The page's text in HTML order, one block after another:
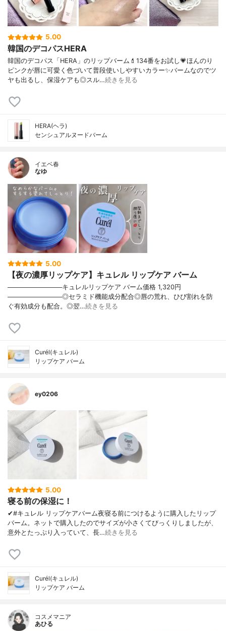
5.00
韓国のデコパスHERA
韓国のデコパス「HERA」のリップバーム💄134番をお試し💗ほんのり
ピンクが唇に可愛く色づいて普段使いしやすいカラー✨バームなのでツ
ヤも出るし、保湿ケアも◎スル…続きを見る
HERA(ヘラ)
センシュアルヌードバーム
イエベ春
なゆ
5.00
【夜の濃厚リップケア】キュレル リップケア バーム
────────────キュレルリップケア バーム価格 1,320円
────────────◎セラミド機能成分配合◎唇の荒れ、ひび割れを防
ぐ有効成分も配合。◎翌…続きを見る
Curél(キュレル)
リップケア バーム
ey0206
5.00
寝る前の保湿に！
✔︎#キュレル リップケアバーム夜寝る前につけるように購入したリップ
バーム。ネットで購入したのでサイズが小さくてびっくりしましたが、
意外とたっぷり入っていて、長…続きを見る
Curél(キュレル)
リップケア バーム
コスメマニア
あひる